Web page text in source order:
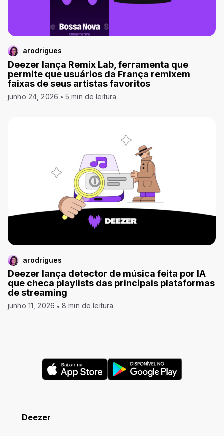
arodrigues
Deezer lança Remix Lab, ferramenta que
permite que usuários da França remixem
faixas de seus artistas favoritos
junho 24, 2026 5 min de leitura
arodrigues
Deezer lança detector de música feita por IA
que checa playlists das principais plataformas
de streaming
junho 11, 2026 8 min de leitura
Deezer